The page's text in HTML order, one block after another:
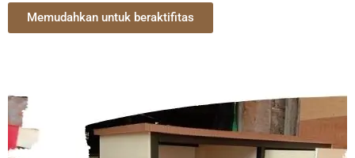
Memudahkan untuk beraktifitas